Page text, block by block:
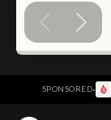
SPONSORED·